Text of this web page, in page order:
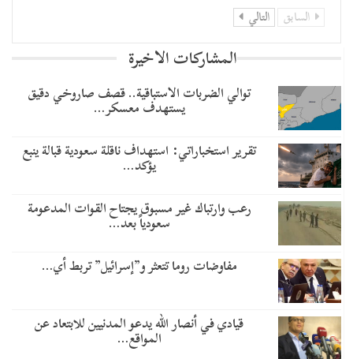
السابق التالي
المشاركات الاخيرة
توالي الضربات الاستباقية.. قصف صاروخي دقيق
يستهدف معسكر…
تقرير استخباراتي: استهداف ناقلة سعودية قبالة ينبع
يؤكد…
رعب وارتباك غير مسبوق يجتاح القوات المدعومة
سعودياً بعد…
مفاوضات روما تتعثر و”إسرائيل” تربط أي…
قيادي في أنصار الله يدعو المدنيين للابتعاد عن
المواقع…